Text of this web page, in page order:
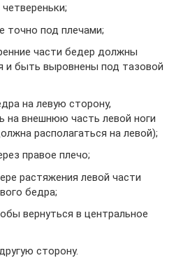
точно под плечами;
части бедер должны
и быть выровнены под тазовой
на левую сторону,
на внешнюю часть левой ноги
располагаться на левой);
правое плечо;
растяжения левой части
бедра;
вернуться в центральное
сторону.